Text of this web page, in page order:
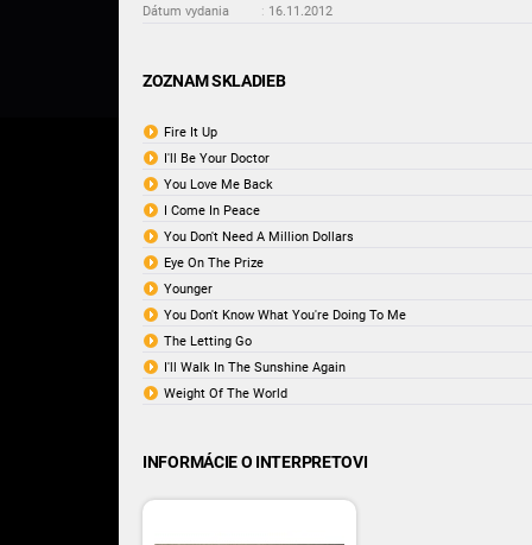
Dátum vydania
: 16.11.2012
ZOZNAM SKLADIEB
Fire It Up
I'll Be Your Doctor
You Love Me Back
I Come In Peace
You Don't Need A Million Dollars
Eye On The Prize
Younger
You Don't Know What You're Doing To Me
The Letting Go
I'll Walk In The Sunshine Again
Weight Of The World
INFORMÁCIE O INTERPRETOVI